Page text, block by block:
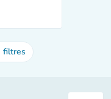
filtres